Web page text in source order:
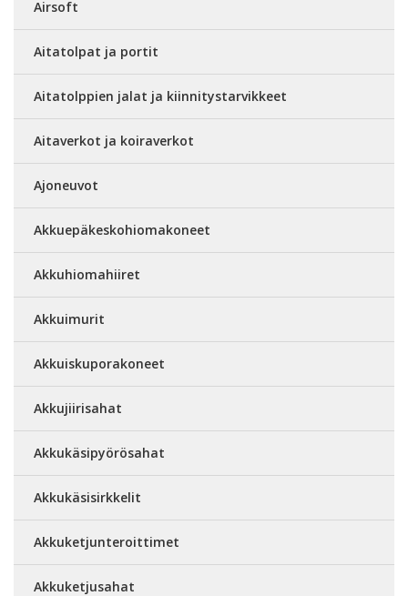
Airsoft
Aitatolpat ja portit
Aitatolppien jalat ja kiinnitystarvikkeet
Aitaverkot ja koiraverkot
Ajoneuvot
Akkuepäkeskohiomakoneet
Akkuhiomahiiret
Akkuimurit
Akkuiskuporakoneet
Akkujiirisahat
Akkukäsipyörösahat
Akkukäsisirkkelit
Akkuketjunteroittimet
Akkuketjusahat